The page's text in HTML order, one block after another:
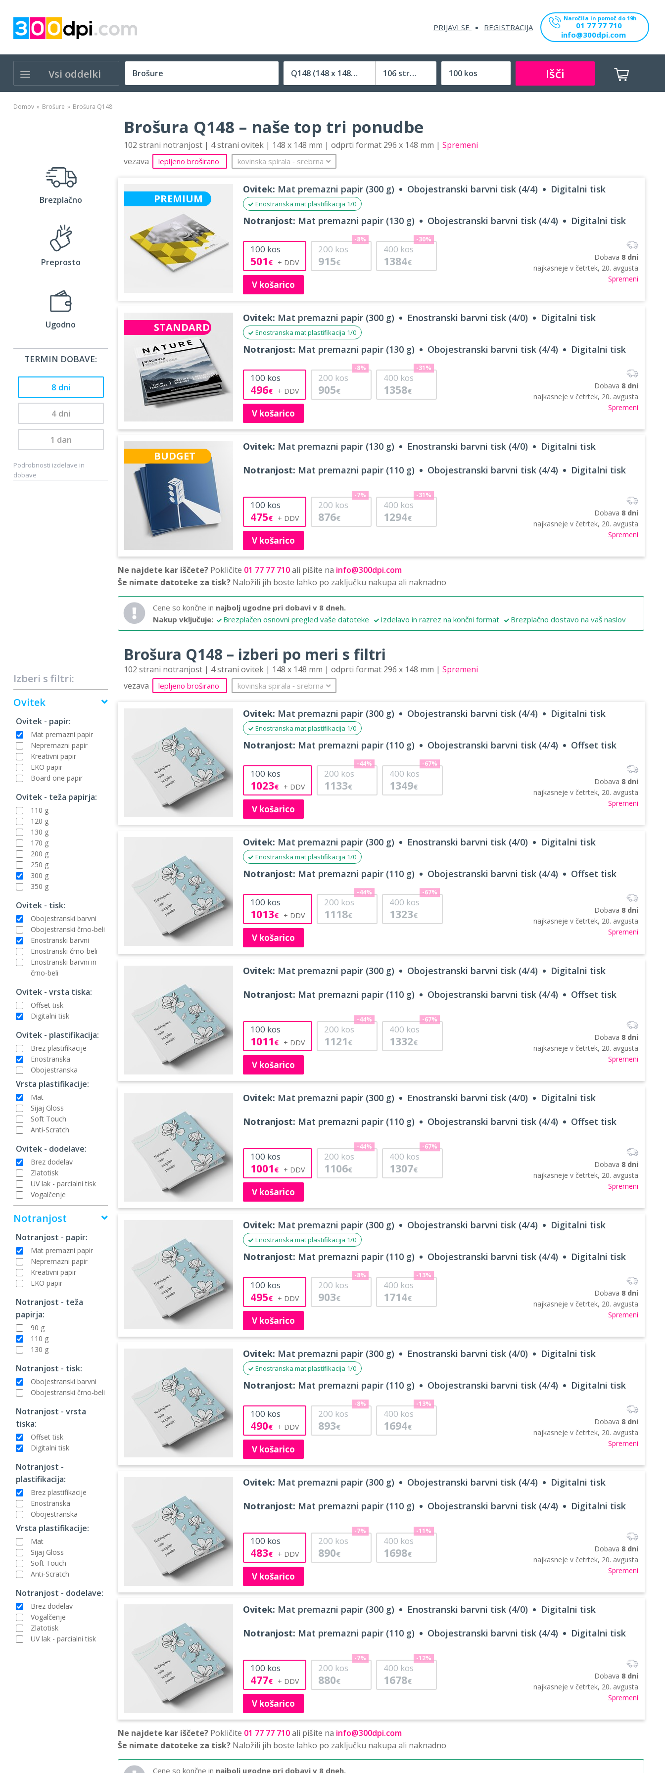
PRIJAVI SE REGISTRACIJA
Naročila in pomoč do 19h
01 77 77 710
info@300dpi.com
Vsi oddelki Q148 (148 x 148 mm)
Velikost (zaprte) tiskovine
106 strani Išči
Domov Brošure Brošura Q148
Brezplačno
Preprosto
Ugodno
TERMIN DOBAVE:
8 dni
4 dni
1 dan
Podrobnosti izdelave in
dobave
Izberi s filtri:
Ovitek
Ovitek - papir:
Mat premazni papir
Nepremazni papir
Kreativni papir
EKO papir
Board one papir
Ovitek - teža papirja:
110 g
120 g
130 g
170 g
200 g
250 g
300 g
350 g
Ovitek - tisk:
Obojestranski barvni
Obojestranski črno-beli
Enostranski barvni
Enostranski črno-beli
Enostranski barvni in
črno-beli
Ovitek - vrsta tiska:
Offset tisk
Digitalni tisk
Ovitek - plastifikacija:
Brez plastifikacije
Enostranska
Obojestranska
Vrsta plastifikacije:
Mat
Sijaj Gloss
Soft Touch
Anti-Scratch
Ovitek - dodelave:
Brez dodelav
Zlatotisk
UV lak - parcialni tisk
Vogalčenje
Notranjost
Notranjost - papir:
Mat premazni papir
Nepremazni papir
Kreativni papir
EKO papir
Notranjost - teža
papirja:
90 g
110 g
130 g
Notranjost - tisk:
Obojestranski barvni
Obojestranski črno-beli
Notranjost - vrsta
tiska:
Offset tisk
Digitalni tisk
Notranjost -
plastifikacija:
Brez plastifikacije
Enostranska
Obojestranska
Vrsta plastifikacije:
Mat
Sijaj Gloss
Soft Touch
Anti-Scratch
Notranjost - dodelave:
Brez dodelav
Vogalčenje
Zlatotisk
UV lak - parcialni tisk
Brošura Q148 – naše top tri ponudbe
102 strani notranjost | 4 strani ovitek | 148 x 148 mm | odprti format 296 x 148 mm | Spremeni
vezava
lepljeno broširano kovinska spirala ‐ srebrna
PREMIUM
Ovitek: Mat premazni papir (300 g) Obojestranski barvni tisk (4/4) Digitalni tisk
Enostranska mat plastifikacija 1/0
Notranjost: Mat premazni papir (130 g) Obojestranski barvni tisk (4/4) Digitalni tisk
100 kos
501€
200 kos
915€
-8%
400 kos
1384€
-30%
V košarico
Dobava 8 dni
najkasneje v četrtek, 20. avgusta
Spremeni
STANDARD
Ovitek: Mat premazni papir (300 g) Enostranski barvni tisk (4/0) Digitalni tisk
Enostranska mat plastifikacija 1/0
Notranjost: Mat premazni papir (130 g) Obojestranski barvni tisk (4/4) Digitalni tisk
100 kos
496€
200 kos
905€
-8%
400 kos
1358€
-31%
V košarico
Dobava 8 dni
najkasneje v četrtek, 20. avgusta
Spremeni
BUDGET
Ovitek: Mat premazni papir (130 g) Enostranski barvni tisk (4/0) Digitalni tisk
Notranjost: Mat premazni papir (110 g) Obojestranski barvni tisk (4/4) Digitalni tisk
100 kos
475€
200 kos
876€
-7%
400 kos
1294€
-31%
V košarico
Dobava 8 dni
najkasneje v četrtek, 20. avgusta
Spremeni
Ne najdete kar iščete? Pokličite 01 77 77 710ali pišite na info@300dpi.com
Še nimate datoteke za tisk? Naložili jih boste lahko po zaključku nakupa ali naknadno
Cene so končne in najbolj ugodne pri dobavi v 8 dneh.
Nakup vključuje:
Brezplačen osnovni pregled vaše datoteke Izdelavo in razrez na končni format Brezplačno dostavo na vaš naslov
Brošura Q148 – izberi po meri s filtri
102 strani notranjost | 4 strani ovitek | 148 x 148 mm | odprti format 296 x 148 mm | Spremeni
vezava
lepljeno broširano kovinska spirala ‐ srebrna
Ovitek: Mat premazni papir (300 g) Obojestranski barvni tisk (4/4) Digitalni tisk
Enostranska mat plastifikacija 1/0
Notranjost: Mat premazni papir (110 g) Obojestranski barvni tisk (4/4) Offset tisk
100 kos
1023€
200 kos
1133€
-44%
400 kos
1349€
-67%
V košarico
Dobava 8 dni
najkasneje v četrtek, 20. avgusta
Spremeni
Ovitek: Mat premazni papir (300 g) Enostranski barvni tisk (4/0) Digitalni tisk
Enostranska mat plastifikacija 1/0
Notranjost: Mat premazni papir (110 g) Obojestranski barvni tisk (4/4) Offset tisk
100 kos
1013€
200 kos
1118€
-44%
400 kos
1323€
-67%
V košarico
Dobava 8 dni
najkasneje v četrtek, 20. avgusta
Spremeni
Ovitek: Mat premazni papir (300 g) Obojestranski barvni tisk (4/4) Digitalni tisk
Notranjost: Mat premazni papir (110 g) Obojestranski barvni tisk (4/4) Offset tisk
100 kos
1011€
200 kos
1121 €
-44%
400 kos
1332€
-67%
V košarico
Dobava 8 dni
najkasneje v četrtek, 20. avgusta
Spremeni
Ovitek: Mat premazni papir (300 g) Enostranski barvni tisk (4/0) Digitalni tisk
Notranjost: Mat premazni papir (110 g) Obojestranski barvni tisk (4/4) Offset tisk
100 kos
1001€
200 kos
1106€
-44%
400 kos
1307€
-67%
V košarico
Dobava 8 dni
najkasneje v četrtek, 20. avgusta
Spremeni
Ovitek: Mat premazni papir (300 g) Obojestranski barvni tisk (4/4) Digitalni tisk
Enostranska mat plastifikacija 1/0
Notranjost: Mat premazni papir (110 g) Obojestranski barvni tisk (4/4) Digitalni tisk
100 kos
495€
200 kos
903€
-8%
400 kos
1714€
-13%
V košarico
Dobava 8 dni
najkasneje v četrtek, 20. avgusta
Spremeni
Ovitek: Mat premazni papir (300 g) Enostranski barvni tisk (4/0) Digitalni tisk
Enostranska mat plastifikacija 1/0
Notranjost: Mat premazni papir (110 g) Obojestranski barvni tisk (4/4) Digitalni tisk
100 kos
490€
200 kos
893€
-8%
400 kos
1694€
-13%
V košarico
Dobava 8 dni
najkasneje v četrtek, 20. avgusta
Spremeni
Ovitek: Mat premazni papir (300 g) Obojestranski barvni tisk (4/4) Digitalni tisk
Notranjost: Mat premazni papir (110 g) Obojestranski barvni tisk (4/4) Digitalni tisk
100 kos
483€
200 kos
890€
-7%
400 kos
1698€
-11%
V košarico
Dobava 8 dni
najkasneje v četrtek, 20. avgusta
Spremeni
Ovitek: Mat premazni papir (300 g) Enostranski barvni tisk (4/0) Digitalni tisk
Notranjost: Mat premazni papir (110 g) Obojestranski barvni tisk (4/4) Digitalni tisk
100 kos
477€
200 kos
880€
-7%
400 kos
1678€
-12%
V košarico
Dobava 8 dni
najkasneje v četrtek, 20. avgusta
Spremeni
Ne najdete kar iščete? Pokličite 01 77 77 710ali pišite na info@300dpi.com
Še nimate datoteke za tisk? Naložili jih boste lahko po zaključku nakupa ali naknadno
Cene so končne in najbolj ugodne pri dobavi v 8 dneh.